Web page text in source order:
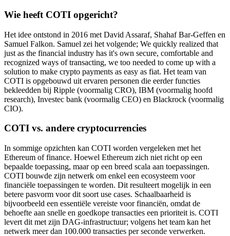
Wie heeft COTI opgericht?
Het idee ontstond in 2016 met David Assaraf, Shahaf Bar-Geffen en
Samuel Falkon. Samuel zei het volgende; We quickly realized that
just as the financial industry has it's own secure, comfortable and
recognized ways of transacting, we too needed to come up with a
solution to make crypto payments as easy as fiat. Het team van
COTI is opgebouwd uit ervaren personen die eerder functies
bekleedden bij Ripple (voormalig CRO), IBM (voormalig hoofd
research), Investec bank (voormalig CEO) en Blackrock (voormalig
CIO).
COTI vs. andere cryptocurrencies
In sommige opzichten kan COTI worden vergeleken met het
Ethereum of finance. Hoewel Ethereum zich niet richt op een
bepaalde toepassing, maar op een breed scala aan toepassingen.
COTI bouwde zijn netwerk om enkel een ecosysteem voor
financiële toepassingen te worden. Dit resulteert mogelijk in een
betere pasvorm voor dit soort use cases. Schaalbaarheid is
bijvoorbeeld een essentiële vereiste voor financiën, omdat de
behoefte aan snelle en goedkope transacties een prioriteit is. COTI
levert dit met zijn DAG-infrastructuur; volgens het team kan het
netwerk meer dan 100.000 transacties per seconde verwerken.